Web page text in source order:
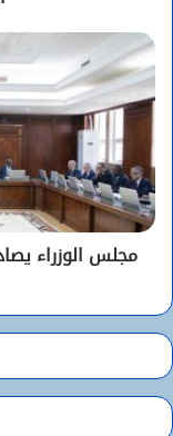
مجلس الوزراء